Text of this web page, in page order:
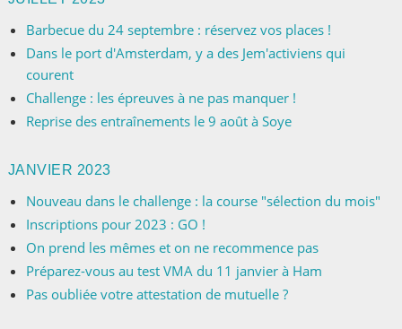
Barbecue du 24 septembre : réservez vos places !
Dans le port d'Amsterdam, y a des Jem'activiens qui
courent
Challenge : les épreuves à ne pas manquer !
Reprise des entraînements le 9 août à Soye
JANVIER 2023
Nouveau dans le challenge : la course "sélection du mois"
Inscriptions pour 2023 : GO !
On prend les mêmes et on ne recommence pas
Préparez-vous au test VMA du 11 janvier à Ham
Pas oubliée votre attestation de mutuelle ?